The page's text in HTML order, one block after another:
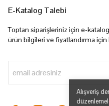
Alışveriş
E-Katalog Talebi
Toptan siparişleriniz için e-
ürün bilgileri ve fiyatlandırma